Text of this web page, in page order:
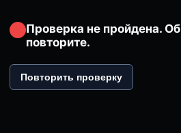
Проверка не пройдена.
повторите.
Повторить проверку